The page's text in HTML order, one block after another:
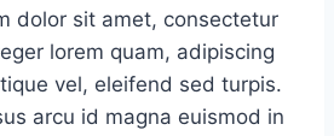
dolor sit amet, consectetur
lorem quam, adipiscing
vel, eleifend sed turpis.
arcu id magna euismod in